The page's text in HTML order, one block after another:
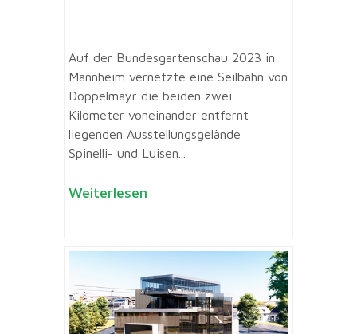
Auf der Bundesgartenschau 2023 in
Mannheim vernetzte eine Seilbahn von
Doppelmayr die beiden zwei
Kilometer voneinander entfernt
liegenden Ausstellungsgelände
Spinelli- und Luisen...
Weiterlesen